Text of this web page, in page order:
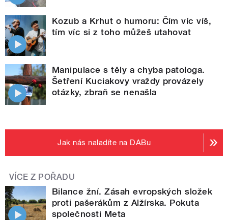
Kozub a Krhut o humoru: Čím víc víš,
tím víc si z toho můžeš utahovat
Manipulace s těly a chyba patologa.
Šetření Kuciakovy vraždy provázely
otázky, zbraň se nenašla
Jak nás naladíte na DABu
VÍCE Z POŘADU
Bilance žní. Zásah evropských složek
proti pašerákům z Alžírska. Pokuta
společnosti Meta